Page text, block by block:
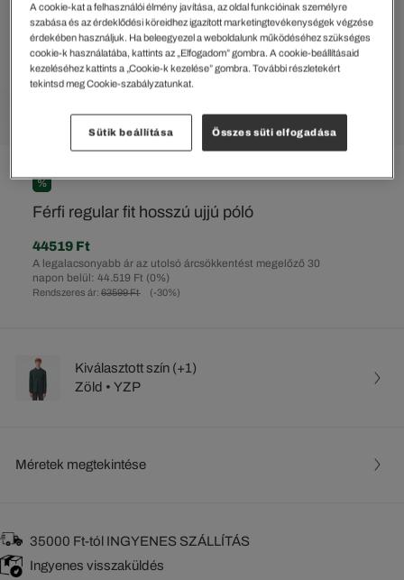
%
Férfi regular fit hosszú ujjú póló
Rendszeres ár: 63599 Ft (-30%)
A legalacsonyabb ár az utolsó árcsökkentést megelőző 30
napon belül: 44.519 Ft (0%)
44519 Ft
Kiválasztott szín (+1)
Zöld • YZP
Méretek megtekintése
35000 Ft-tól INGYENES SZÁLLÍTÁS
Ingyenes visszaküldés
A cookie-kat a felhasználói élmény javítása, az oldal funkcióinak személyre
szabása és az érdeklődési köreidhez igazított marketingtevékenységek végzése
érdekében használjuk. Ha beleegyezel a weboldalunk működéséhez szükséges
cookie-k használatába, kattints az „Elfogadom” gombra. A cookie-beállításaid
kezeléséhez kattints a „Cookie-k kezelése” gombra. További részletekért
tekintsd meg Cookie-szabályzatunkat.
Sütik beállítása Összes süti elfogadása